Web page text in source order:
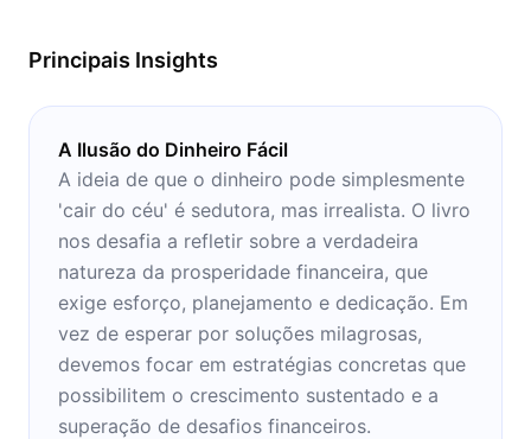
Principais Insights
A Ilusão do Dinheiro Fácil
A ideia de que o dinheiro pode simplesmente
'cair do céu' é sedutora, mas irrealista. O livro
nos desafia a refletir sobre a verdadeira
natureza da prosperidade financeira, que
exige esforço, planejamento e dedicação. Em
vez de esperar por soluções milagrosas,
devemos focar em estratégias concretas que
possibilitem o crescimento sustentado e a
superação de desafios financeiros.